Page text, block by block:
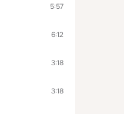
5:57
6:12
3:18
3:18